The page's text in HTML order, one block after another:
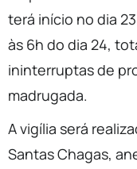
terá início no dia
às 6h do dia 24,
ininterruptas de
madrugada.
A vigília será
Santas Chagas,